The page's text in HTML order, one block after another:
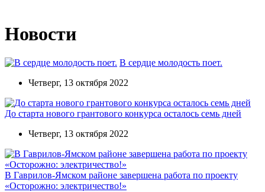
Новости
В сердце молодость поет.
Четверг, 13 октября 2022
До старта нового грантового конкурса осталось семь дней
Четверг, 13 октября 2022
В Гаврилов-Ямском районе завершена работа по проекту
«Осторожно: электричество!»